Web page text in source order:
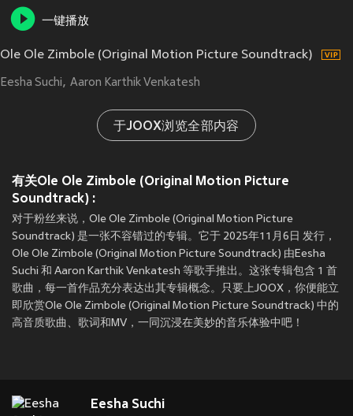
一键播放
Ole Ole Zimbole (Original Motion Picture Soundtrack)
Eesha Suchi Aaron Karthik Venkatesh
于JOOX浏览全部内容
有关Ole Ole Zimbole (Original Motion Picture
Soundtrack) :
对于粉丝来说，Ole Ole Zimbole (Original Motion Picture
Soundtrack) 是一张不容错过的专辑。它于 2025年11月6日 发行，
Ole Ole Zimbole (Original Motion Picture Soundtrack) 由Eesha
Suchi 和 Aaron Karthik Venkatesh 等歌手推出。这张专辑包含 1 首
歌曲，每一首作品充分表达出其专辑概念。只要上JOOX，你便能立
即欣赏Ole Ole Zimbole (Original Motion Picture Soundtrack) 中的
高音质歌曲、歌词和MV，一同沉浸在美妙的音乐体验中吧！
Eesha Suchi